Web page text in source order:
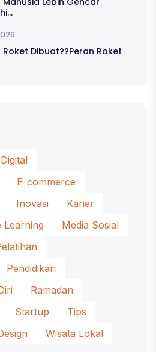
Dibuat??Peran Roket
Digital
E-commerce
Inovasi
Karier
Learning
Media Sosial
Pendidikan
Ramadan
Startup
Tips
Wisata Lokal